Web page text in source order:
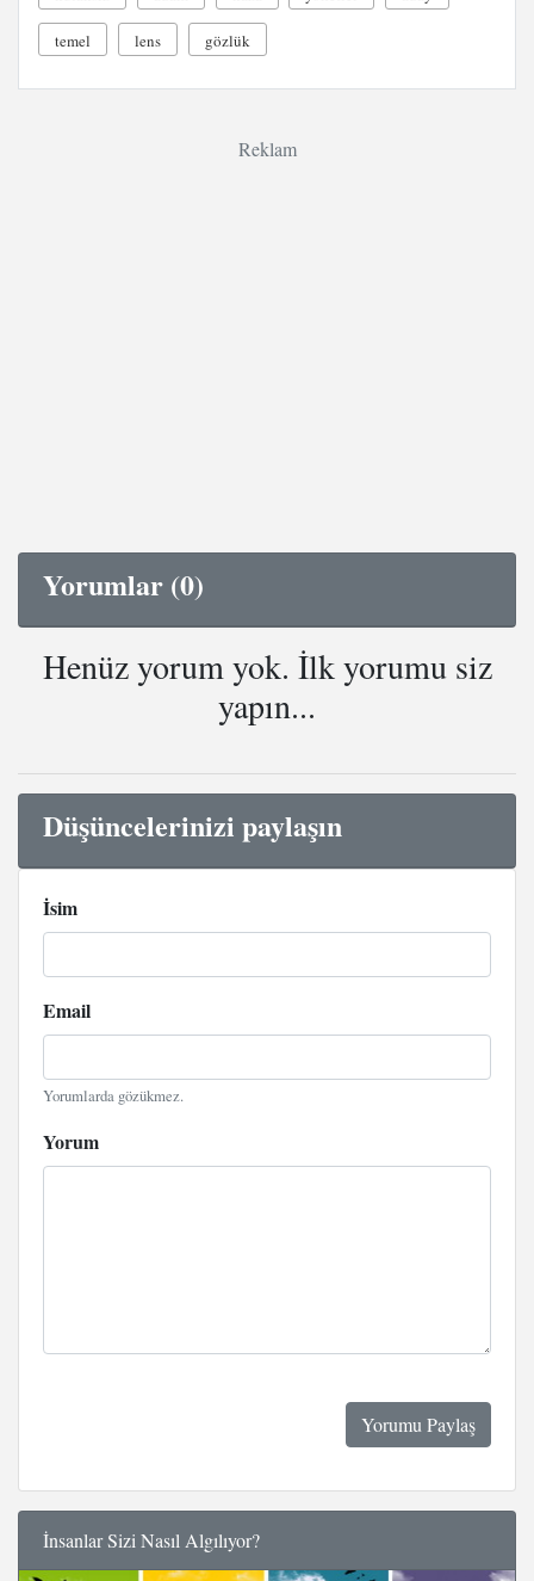
temel lens gözlük
Reklam
Yorumlar (0)
Henüz yorum yok. İlk yorumu siz
yapın...
Düşüncelerinizi paylaşın
İsim
Email
Yorumlarda gözükmez.
Yorum
İnsanlar Sizi Nasıl Algılıyor?